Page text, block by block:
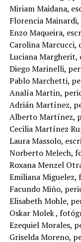
Miriam Maidana,
Florencia
Enzo Maqueira,
Carolina Marcucci,
Luciana Margherit,
Diego Marinelli,
Pablo Marchetti,
Analía Martin,
Adrián Martínez,
Alberto Martínez,
Cecilia Martínez
Laura Massolo,
Norberto Melech,
Roxana Menzel
Emiliana Miguelez,
Facundo Miño,
Elisabeth Mohle,
Oskar Molek ,
Ezequiel Morales,
Griselda Moreno,